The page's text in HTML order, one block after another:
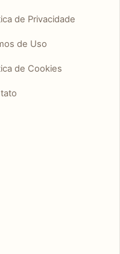
de Privacidade
de Uso
de Cookies